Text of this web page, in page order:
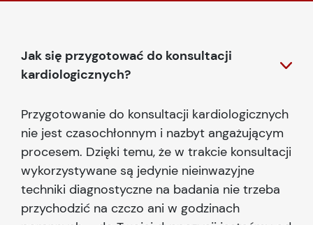
Jak się przygotować do konsultacji
kardiologicznych?
Przygotowanie do konsultacji kardiologicznych
nie jest czasochłonnym i nazbyt angażującym
procesem. Dzięki temu, że w trakcie konsultacji
wykorzystywane są jedynie nieinwazyjne
techniki diagnostyczne na badania nie trzeba
przychodzić na czczo ani w godzinach